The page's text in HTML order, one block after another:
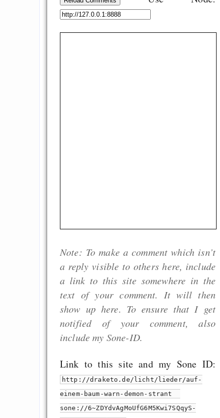
Note: To make a comment which isn’t
a reply visible to others here, include
a link to this site somewhere in the
text of your comment. It will then
show up here. To ensure that I get
notified of your comment, also
include my Sone-ID.
Link to this site and my Sone ID:
http://draketo.de/licht/lieder/auf-
einem-baum-warn-demon-strant
sone://6~ZDYdvAgMoUfG6M5Kwi7SQqyS-
GNU Taler ist,
Digitale Euro nur
behauptet